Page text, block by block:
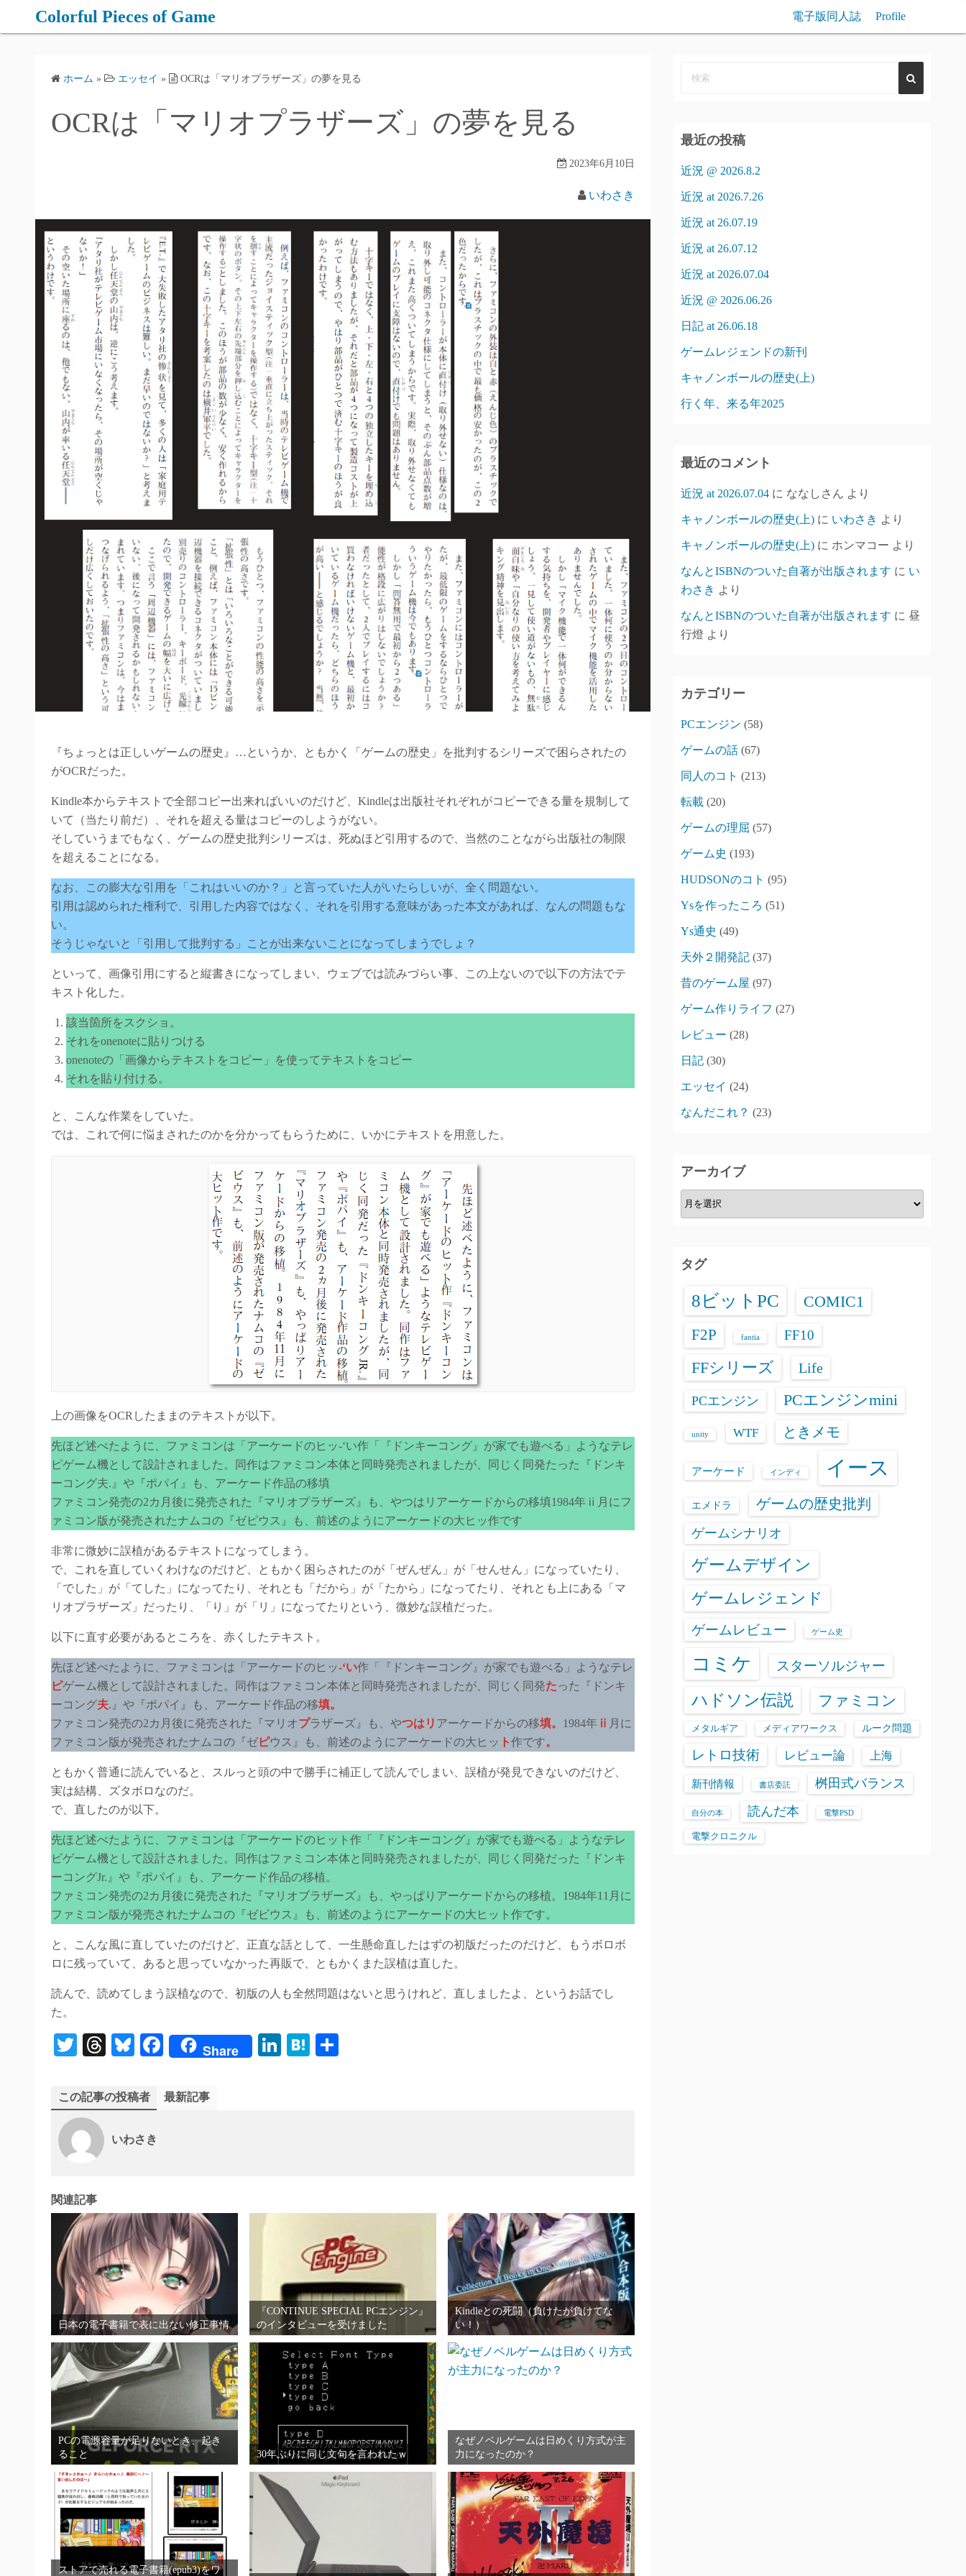
Colorful Pieces of Game 電子版同人誌 Profile
ホーム » エッセイ » OCRは「マリオプラザーズ」の夢を見る
OCRは「マリオプラザーズ」の夢を見る
2023年6月10日
いわさき
『ちょっとは正しいゲームの歴史』…というか、ともかく「ゲームの歴史」を批判するシリーズで困らされたの
がOCRだった。
Kindle本からテキストで全部コピー出来ればいいのだけど、Kindleは出版社それぞれがコピーできる量を規制して
いて（当たり前だ）、それを超える量はコピーのしようがない。
そしていうまでもなく、ゲームの歴史批判シリーズは、死ぬほど引用するので、当然のことながら出版社の制限
を超えることになる。
なお、この膨大な引用を「これはいいのか？」と言っていた人がいたらしいが、全く問題ない。
引用は認められた権利で、引用した内容ではなく、それを引用する意味があった本文があれば、なんの問題もな
い。
そうじゃないと「引用して批判する」ことが出来ないことになってしまうでしょ？
といって、画像引用にすると縦書きになってしまい、ウェブでは読みづらい事、この上ないので以下の方法でテ
キスト化した。
該当箇所をスクショ。
それをonenoteに貼りつける
onenoteの「画像からテキストをコピー」を使ってテキストをコピー
それを貼り付ける。
と、こんな作業をしていた。
では、これで何に悩まされたのかを分かってもらうために、いかにテキストを用意した。
上の画像をOCRしたままのテキストが以下。
先ほど述べたように、ファミコンは「アーケードのヒッ-‘い作「『ドンキーコング』が家でも遊べる」ようなテレ
ピゲーム機として設計されました。同作はファミコン本体と同時発売されましたが、同じく同発たった『ドンキ
ーコング夫.』や『ポパイ』も、アーケード作品の移填
ファミコン発売の2カ月後に発売された『マリオプラザーズ』も、やつはリアーケードからの移填1984年ⅱ月にフ
ァミコン版が発売されたナムコの『ゼピウス』も、前述のようにアーケードの大ヒッ作です
非常に微妙に誤植があるテキストになってしまう。
で、これを直していくわけなのだけど、ともかく困らされたのが「ぜんぜん」が「せんせん」になっていたり、
「でした」が「てした」になってたり、それとも「だから」が「たから」になってたり、それとも上にある「マ
リオプラザーズ」だったり、「り」が「リ」になってたりという、微妙な誤植だった。
以下に直す必要があるところを、赤くしたテキスト。
先ほど述べたように、ファミコンは「アーケードのヒッ-‘い作「『ドンキーコング』が家でも遊べる」ようなテレ
ピゲーム機として設計されました。同作はファミコン本体と同時発売されましたが、同じく同発たった『ドンキ
ーコング夫.』や『ポパイ』も、アーケード作品の移填。
ファミコン発売の2カ月後に発売された『マリオプラザーズ』も、やつはリ アーケードからの移填。 1984年 ⅱ 月に
ファミコン版が発売されたナムコの『ゼピウス』も、前述のようにアーケードの大ヒッ ト作です。
ともかく普通に読んでいると、スルっと頭の中で勝手に補正して読んでしまい、誤植が発見できないのだけど、
実は結構、ズタボロなのだ。
で、直したのが以下。
先ほど述べたように、ファミコンは「アーケードのヒット作「『ドンキーコング』が家でも遊べる」ようなテレ
ビゲーム機として設計されました。同作はファミコン本体と同時発売されましたが、同じく同発だった『ドンキ
ーコングJr.』や『ポパイ』も、アーケード作品の移植。
ファミコン発売の2カ月後に発売された『マリオブラザーズ』も、やっぱりアーケードからの移植。1984年11月に
ファミコン版が発売されたナムコの『ゼビウス』も、前述のようにアーケードの大ヒット作です。
と、こんな風に直していたのだけど、正直な話として、一生懸命直したはずの初版だったのだけど、もうボロボ
ロに残っていて、あると思っていなかった再販で、ともかくまた誤植は直した。
読んで、読めてしまう誤植なので、初版の人も全然問題はないと思うけれど、直しましたよ、というお話でし
た。
T
tte
r
T
ea
ds
Bl
sk
y
Fa
bo
Share
Li H
この記事の投稿者 最新記事
いわさき
関連記事
日本の電子書籍で表に出ない修正事情
『CONTINUE SPECIAL PCエンジン』
のインタビューを受けました
Kindleとの死闘（負けたが負けてな
い！）
PCの電源容量が足りないとき、起き
ること
30年ぶりに同じ文句を言われたｗ
なぜノベルゲームは日めくり方式が主
力になったのか？
ストアで売れる電子書籍(epub3)をワ
最近の投稿
近況 @ 2026.8.2
近況 at 2026.7.26
近況 at 26.07.19
近況 at 26.07.12
近況 at 2026.07.04
近況 @ 2026.06.26
日記 at 26.06.18
ゲームレジェンドの新刊
キャノンボールの歴史(上)
行く年、来る年2025
最近のコメント
近況 at 2026.07.04 に ななしさん より
キャノンボールの歴史(上) に いわさき より
キャノンボールの歴史(上) に ホンマコー より
なんとISBNのついた自著が出版されます に い
わさき より
なんとISBNのついた自著が出版されます に 昼
行燈 より
カテゴリー
PCエンジン (58)
ゲームの話 (67)
同人のコト (213)
転載 (20)
ゲームの理屈 (57)
ゲーム史 (193)
HUDSONのコト (95)
Ysを作ったころ (51)
Ys通史 (49)
天外２開発記 (37)
昔のゲーム屋 (97)
ゲーム作りライフ (27)
レビュー (28)
日記 (30)
エッセイ (24)
なんだこれ？ (23)
アーカイブ
ア
ー
ブ
タグ
8ビットPC COMIC1
F2P fantia FF10
FFシリーズ Life
PCエンジン PCエンジンmini
unity WTF ときメモ
アーケード インディ イース
エメドラ ゲームの歴史批判
ゲームシナリオ
ゲームデザイン
ゲームレジェンド
ゲームレビュー ゲーム史
コミケ スターソルジャー
ハドソン伝説 ファミコン
メタルギア メディアワークス ルーク問題
レトロ技術 レビュー論 上海
新刊情報 書店委託 桝田式バランス
自分の本 読んだ本 電撃PSD
電撃クロニクル